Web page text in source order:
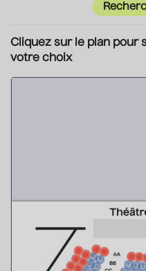
Cliquez sur le plan pour
votre choix